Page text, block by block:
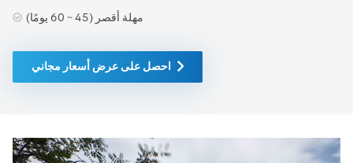
مهلة أقصر (45 ~ 60 يومًا)
احصل على عرض أسعار مجاني